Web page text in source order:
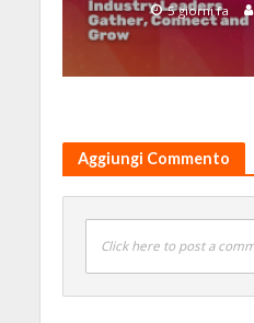
5 giorni fa
Aggiungi Commento
Click here to post a